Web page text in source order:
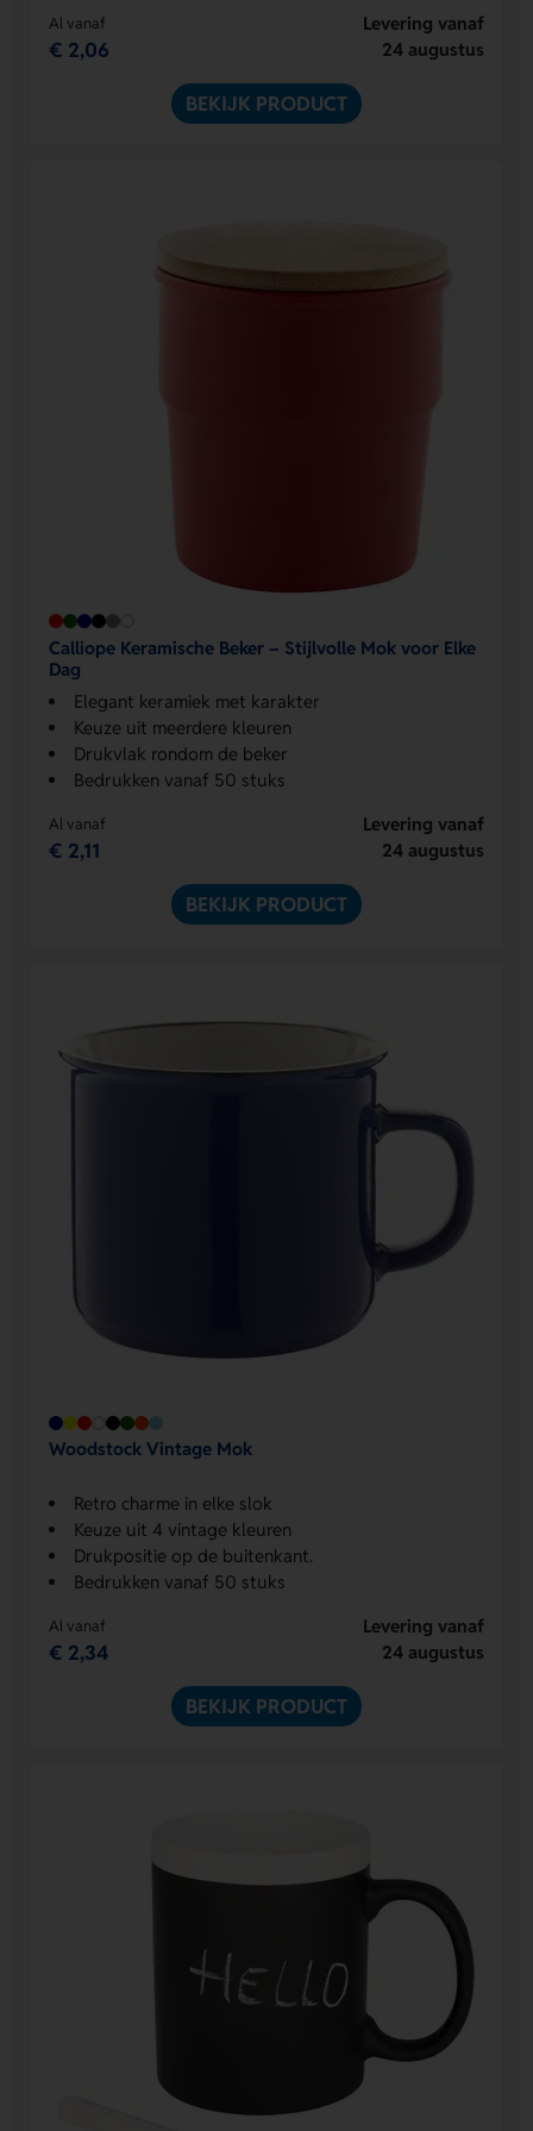
Al vanaf
€ 2,06
Levering vanaf
24 augustus
BEKIJK PRODUCT
Calliope Keramische Beker – Stijlvolle Mok voor Elke
Dag
Elegant keramiek met karakter
Keuze uit meerdere kleuren
Drukvlak rondom de beker
Bedrukken vanaf 50 stuks
Al vanaf
€ 2,11
Levering vanaf
24 augustus
BEKIJK PRODUCT
Woodstock Vintage Mok
Retro charme in elke slok
Keuze uit 4 vintage kleuren
Drukpositie op de buitenkant.
Bedrukken vanaf 50 stuks
Al vanaf
€ 2,34
Levering vanaf
24 augustus
BEKIJK PRODUCT